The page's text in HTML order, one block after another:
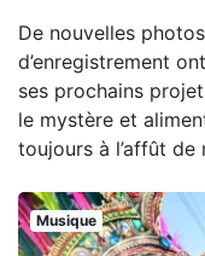
De nouvelles
d’enregistrement
ses prochains
le mystère et
toujours à l’affût de
Musique